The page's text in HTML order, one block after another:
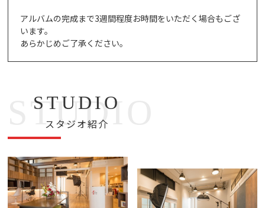
アルバムの完成まで3週間程度お時間をいただく場合もござ
います。
あらかじめご了承ください。
STUDIO
スタジオ紹介
STUDIO